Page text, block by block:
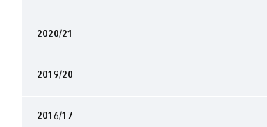
2020/21
2019/20
2016/17